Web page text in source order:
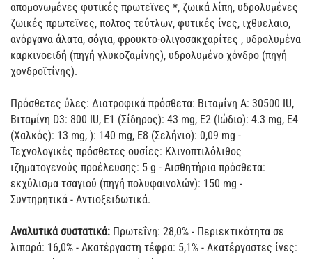
απομονωμένες φυτικές πρωτεϊνες *, ζωικά λίπη, υδρολυμένες
ζωικές πρωτεϊνες, πολτος τεύτλων, φυτικές ίνες, ιχθυελαιο,
ανόργανα άλατα, σόγια, φρουκτο-ολιγοσακχαρίτες , υδρολυμένα
καρκινοειδή (πηγή γλυκοζαμίνης), υδρολυμένο χόνδρο (πηγή
χονδροϊτίνης).
Πρόσθετες ύλες: Διατροφικά πρόσθετα: Βιταμίνη Α: 30500 IU,
Βιταμίνη D3: 800 IU, Ε1 (Σίδηρος): 43 mg, Ε2 (Ιώδιο): 4.3 mg, Ε4
(Χαλκός): 13 mg, ): 140 mg, E8 (Σελήνιο): 0,09 mg -
Τεχνολογικές πρόσθετες ουσίες: Κλινοπτιλόλιθος
ιζηματογενούς προέλευσης: 5 g - Αισθητήρια πρόσθετα:
εκχύλισμα τσαγιού (πηγή πολυφαινολών): 150 mg -
Συντηρητικά - Αντιοξειδωτικά.
Αναλυτικά συστατικά: Πρωτεΐνη: 28,0% - Περιεκτικότητα σε
λιπαρά: 16,0% - Ακατέργαστη τέφρα: 5,1% - Ακατέργαστες ίνες: